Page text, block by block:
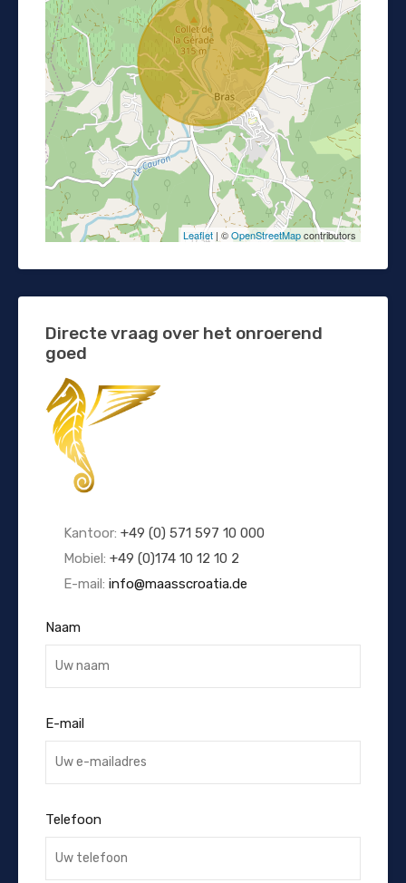
Leaflet | ©OpenStreetMapcontributors
Directe vraag over het onroerend
goed
Kantoor: +49 (0) 571 597 10 000
Mobiel: +49 (0)174 10 12 10 2
E-mail: info@maasscroatia.de
Naam
E-mail
Telefoon